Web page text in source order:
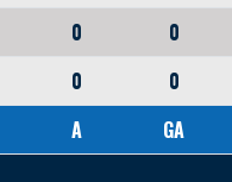
0
0
0
0
A GA